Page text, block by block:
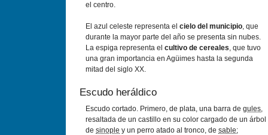
el centro.
El azul celeste representa el cielo del municipio, que
durante la mayor parte del año se presenta sin nubes.
La espiga representa el cultivo de cereales, que tuvo
una gran importancia en Agüimes hasta la segunda
mitad del siglo XX.
Escudo heráldico
Escudo cortado. Primero, de plata, una barra de gules,
resaltada de un castillo en su color cargado de un árbol
de sinople y un perro atado al tronco, de sable;